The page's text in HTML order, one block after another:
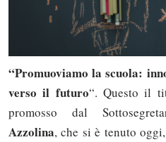
“Promuoviamo la scuola:
verso il futuro“. Questo il
promosso dal
Azzolina, che si è tenuto